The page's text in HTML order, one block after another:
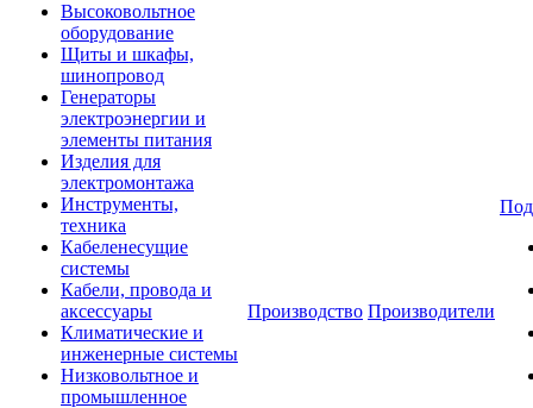
Высоковольтное
оборудование
Щиты и шкафы,
шинопровод
Генераторы
электроэнергии и
элементы питания
Изделия для
электромонтажа
Инструменты,
техника
Кабеленесущие
системы
Кабели, провода и
аксессуары
Климатические и
инженерные системы
Низковольтное и
промышленное
Производство Производители